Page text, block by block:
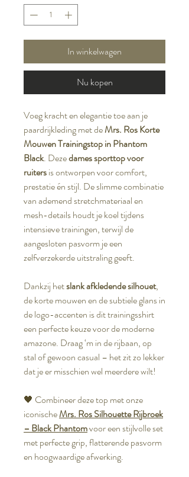
In winkelwagen
Nu kopen
Voeg kracht en elegantie toe aan je
paardrijkleding met deMrs. Ros Korte
Mouwen Trainingstop in Phantom
Black. Dezedames sporttop voor
ruitersis ontworpen voor comfort,
prestatie én stijl. De slimme combinatie
van ademend stretchmateriaal en
mesh-details houdt je koel tijdens
intensieve trainingen, terwijl de
aangesloten pasvorm je een
zelfverzekerde uitstraling geeft.
Dankzij hetslank afkledende silhouet,
de korte mouwen en de subtiele glans in
de logo-accenten is dit trainingsshirt
een perfecte keuze voor de moderne
amazone. Draag ‘m in de rijbaan, op
stal of gewoon casual – het zit zo lekker
dat je er misschien wel meerdere wilt!
🖤 Combineer deze top met onze
iconischeMrs. Ros Silhouette Rijbroek
– Black Phantomvoor een stijlvolle set
met perfecte grip, flatterende pasvorm
en hoogwaardige afwerking.